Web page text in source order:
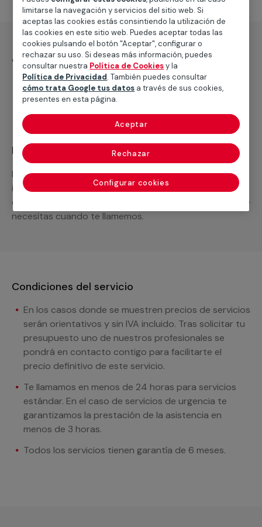
¿Qué incluye?
Desplazamiento
Presupuesto gratis y sin compromiso
Recuerda que en MULTIMAP
Podemos ofrecer cualquier servicio a medida
incluyendo todo lo que necesites: materiales,
equipamientos, electrodomésticos, etc. Cuéntanos que
necesitas cuando te llamemos.
Condiciones del servicio
En los casos donde se muestren precios de servicios
serán orientativos y sin IVA incluido. Tras solicitar tu
presupuesto uno de nuestros profesionales se
pondrá en contacto contigo para facilitarte el
precio definitivo de este servicio.
Te llamamos en menos de 24 horas para servicios
estándar. En el caso de servicios de urgencia te
garantizamos la prestación de la asistencia en
menos de 3 horas.
Todos los servicios tienen garantía de 6 meses.
limitarse la navegación y servicios del sitio web. Si
aceptas las cookies estás consintiendo la utilización de
las cookies en este sitio web. Puedes aceptar todas las
cookies pulsando el botón "Aceptar", configurar o
rechazar su uso. Si deseas más información, puedes
consultar nuestra Política de Cookiesy la
Política de Privacidad. También puedes consultar
cómo trata Google tus datos a través de sus cookies,
presentes en esta página.
Configurar cookies
Rechazar
Aceptar